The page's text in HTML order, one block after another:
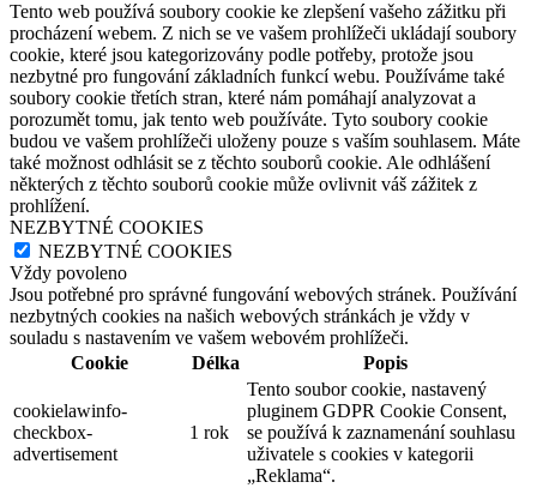
Tento web používá soubory cookie ke zlepšení vašeho zážitku při
procházení webem. Z nich se ve vašem prohlížeči ukládají soubory
cookie, které jsou kategorizovány podle potřeby, protože jsou
nezbytné pro fungování základních funkcí webu. Používáme také
soubory cookie třetích stran, které nám pomáhají analyzovat a
porozumět tomu, jak tento web používáte. Tyto soubory cookie
budou ve vašem prohlížeči uloženy pouze s vaším souhlasem. Máte
také možnost odhlásit se z těchto souborů cookie. Ale odhlášení
některých z těchto souborů cookie může ovlivnit váš zážitek z
prohlížení.
NEZBYTNÉ COOKIES
NEZBYTNÉ COOKIES
Vždy povoleno
Jsou potřebné pro správné fungování webových stránek. Používání
nezbytných cookies na našich webových stránkách je vždy v
souladu s nastavením ve vašem webovém prohlížeči.
Cookie
Délka Popis
cookielawinfo-
checkbox-
advertisement
1 rok
Tento soubor cookie, nastavený
pluginem GDPR Cookie Consent,
se používá k zaznamenání souhlasu
uživatele s cookies v kategorii
„Reklama“.